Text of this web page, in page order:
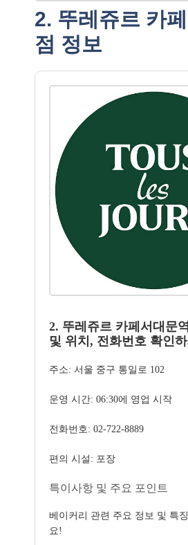
2. 뚜레쥬르 카
점 정보
2. 뚜레쥬르 카페서대문
및 위치, 전화번호 확인
주소: 서울 중구 통일로 102
운영 시간: 06:30에 영업 시작
전화번호: 02-722-8889
편의 시설: 포장
특이사항 및 주요 포인트
베이커리 관련 주요 정보 및 특
요!